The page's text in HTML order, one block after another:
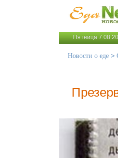
Пятница
Новости о еде >